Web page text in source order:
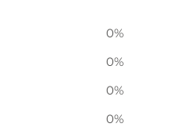
0%
0%
0%
0%